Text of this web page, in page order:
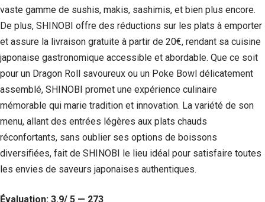
vaste gamme de sushis, makis, sashimis, et bien plus encore.
De plus, SHINOBI offre des réductions sur les plats à emporter
et assure la livraison gratuite à partir de 20€, rendant sa cuisine
japonaise gastronomique accessible et abordable. Que ce soit
pour un Dragon Roll savoureux ou un Poke Bowl délicatement
assemblé, SHINOBI promet une expérience culinaire
mémorable qui marie tradition et innovation. La variété de son
menu, allant des entrées légères aux plats chauds
réconfortants, sans oublier ses options de boissons
diversifiées, fait de SHINOBI le lieu idéal pour satisfaire toutes
les envies de saveurs japonaises authentiques.
Évaluation: 3.9/ 5 — 273